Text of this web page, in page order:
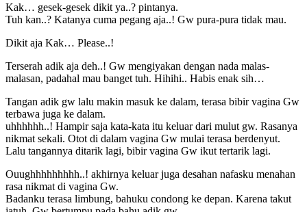
Kak… gesek-gesek dikit ya..? pintanya.
Tuh kan..? Katanya cuma pegang aja..! Gw pura-pura tidak mau.
Dikit aja Kak… Please..!
Terserah adik aja deh..! Gw mengiyakan dengan nada malas-
malasan, padahal mau banget tuh. Hihihi.. Habis enak sih…
Tangan adik gw lalu makin masuk ke dalam, terasa bibir vagina Gw
terbawa juga ke dalam.
uhhhhhh..! Hampir saja kata-kata itu keluar dari mulut gw. Rasanya
nikmat sekali. Otot di dalam vagina Gw mulai terasa berdenyut.
Lalu tangannya ditarik lagi, bibir vagina Gw ikut tertarik lagi.
Ouughhhhhhhhh..! akhirnya keluar juga desahan nafasku menahan
rasa nikmat di vagina Gw.
Badanku terasa limbung, bahuku condong ke depan. Karena takut